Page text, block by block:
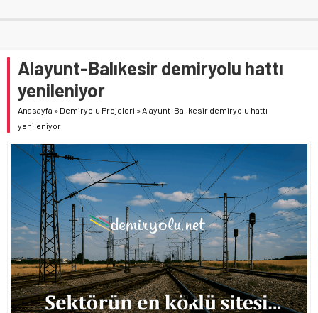
Alayunt-Balıkesir demiryolu hattı
yenileniyor
Anasayfa » Demiryolu Projeleri » Alayunt-Balıkesir demiryolu hattı
yenileniyor